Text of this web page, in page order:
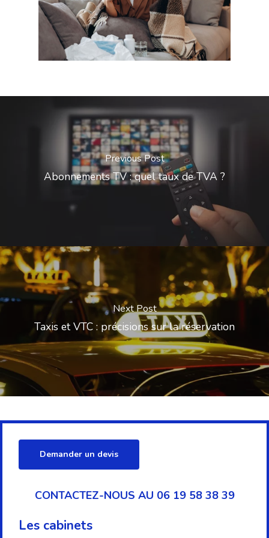
Previous Post
Abonnements TV : quel taux de TVA ?
Next Post
Taxis et VTC : précisions sur la réservation
Demander un devis
CONTACTEZ-NOUS AU 06 19 58 38 39
Les cabinets